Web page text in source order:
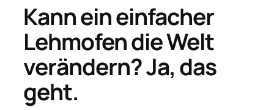
Kann ein einfacher
Lehmofendie Welt
verändern?Ja, das
geht.